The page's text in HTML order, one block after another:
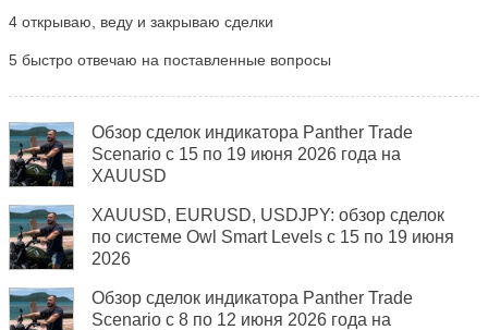
4 открываю, веду и закрываю сделки
5 быстро отвечаю на поставленные вопросы
Обзор сделок индикатора Panther Trade
Scenario с 15 по 19 июня 2026 года на
XAUUSD
XAUUSD, EURUSD, USDJPY: обзор сделок
по системе Owl Smart Levels с 15 по 19 июня
2026
Обзор сделок индикатора Panther Trade
Scenario с 8 по 12 июня 2026 года на